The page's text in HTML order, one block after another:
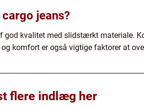
jeans?
kvalitet med slidstærkt materiale.
komfort er også vigtige faktorer at
flere indlæg her